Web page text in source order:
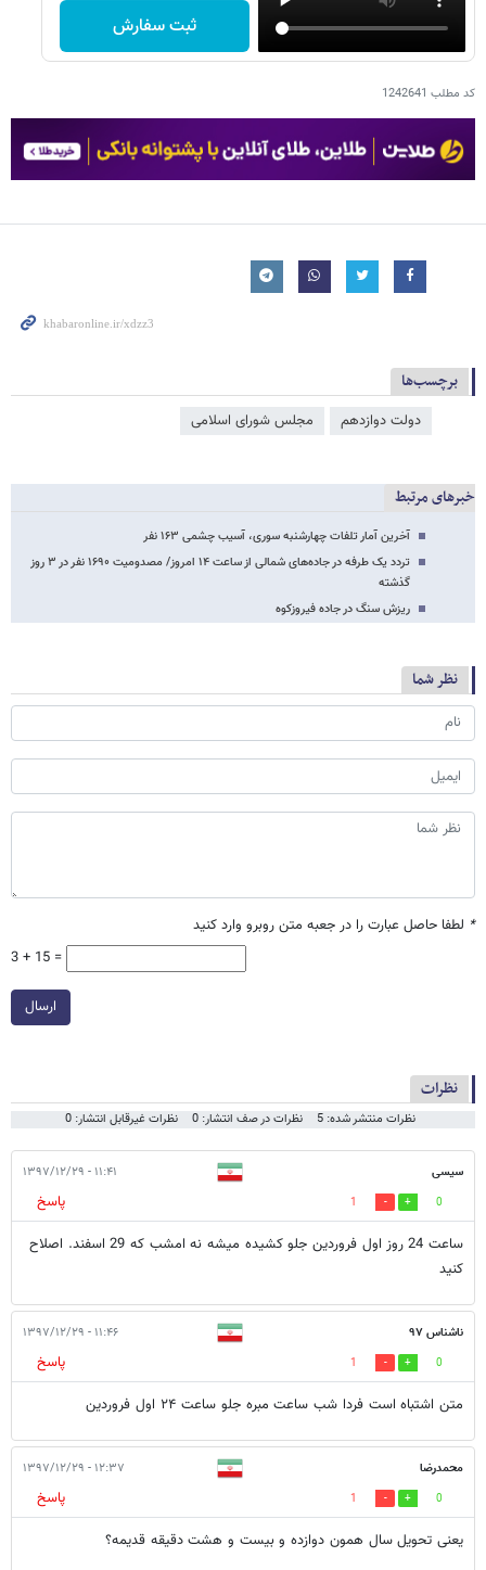
ثبت سفارش
کد مطلب 1242641
برچسب‌ها
دولت دوازدهم مجلس شورای اسلامی
خبرهای مرتبط
آخرین آمار تلفات چهارشنبه سوری، آسیب چشمی ۱۶۳ نفر
تردد یک طرفه در جاده‌های شمالی از ساعت ۱۴ امروز/ مصدومیت ۱۶۹۰ نفر در ۳ روز
گذشته
ریزش سنگ در جاده فیروزکوه
نظر شما
* لطفا حاصل عبارت را در جعبه متن روبرو وارد کنید
3 + 15 =
ارسال
نظرات
نظرات منتشر شده: 5 نظرات در صف انتشار: 0 نظرات غیرقابل انتشار: 0
سیسی ۱۱:۴۱ - ۱۳۹۷/۱۲/۲۹
0
1
پاسخ
ساعت 24 روز اول فروردین جلو کشیده میشه نه امشب که 29 اسفند. اصلاح
کنید
ناشناس ۹۷ ۱۱:۴۶ - ۱۳۹۷/۱۲/۲۹
0
1
پاسخ
متن اشتباه است فردا شب ساعت مبره جلو ساعت ۲۴ اول فروردین
محمدرضا ۱۲:۳۷ - ۱۳۹۷/۱۲/۲۹
0
1
پاسخ
یعنی تحویل سال همون دوازده و بیست و هشت دقیقه قدیمه؟